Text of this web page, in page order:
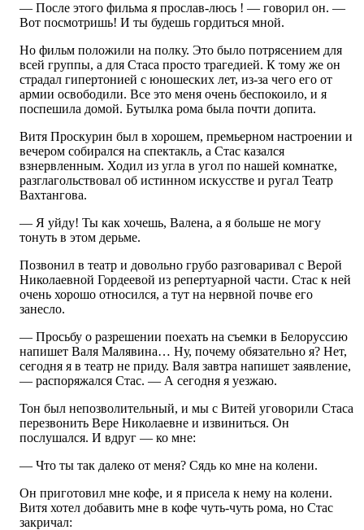
— После этого фильма я прослав-люсь ! — говорил он. —
Вот посмотришь! И ты будешь гордиться мной.
Но фильм положили на полку. Это было потрясением для
всей группы, а для Стаса просто трагедией. К тому же он
страдал гипертонией с юношеских лет, из-за чего его от
армии освободили. Все это меня очень беспокоило, и я
поспешила домой. Бутылка рома была почти допита.
Витя Проскурин был в хорошем, премьерном настроении и
вечером собирался на спектакль, а Стас казался
взнервленным. Ходил из угла в угол по нашей комнатке,
разглагольствовал об истинном искусстве и ругал Театр
Вахтангова.
— Я уйду! Ты как хочешь, Валена, а я больше не могу
тонуть в этом дерьме.
Позвонил в театр и довольно грубо разговаривал с Верой
Николаевной Гордеевой из репертуарной части. Стас к ней
очень хорошо относился, а тут на нервной почве его
занесло.
— Просьбу о разрешении поехать на съемки в Белоруссию
напишет Валя Малявина… Ну, почему обязательно я? Нет,
сегодня я в театр не приду. Валя завтра напишет заявление,
— распоряжался Стас. — А сегодня я уезжаю.
Тон был непозволительный, и мы с Витей уговорили Стаса
перезвонить Вере Николаевне и извиниться. Он
послушался. И вдруг — ко мне:
— Что ты так далеко от меня? Сядь ко мне на колени.
Он приготовил мне кофе, и я присела к нему на колени.
Витя хотел добавить мне в кофе чуть-чуть рома, но Стас
закричал: